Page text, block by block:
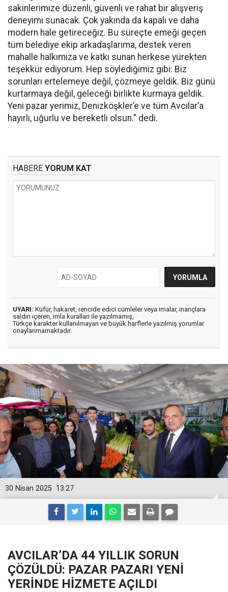
sakinlerimize düzenli, güvenli ve rahat bir alışveriş
deneyimi sunacak. Çok yakında da kapalı ve daha
modern hale getireceğiz. Bu süreçte emeği geçen
tüm belediye ekip arkadaşlarıma, destek veren
mahalle halkımıza ve katkı sunan herkese yürekten
teşekkür ediyorum. Hep söylediğimiz gibi: Biz
sorunları ertelemeye değil, çözmeye geldik. Biz günü
kurtarmaya değil, geleceği birlikte kurmaya geldik.
Yeni pazar yerimiz, Denizköşkler’e ve tüm Avcılar’a
hayırlı, uğurlu ve bereketli olsun.” dedi.
HABERE YORUM KAT
UYARI: Küfür, hakaret, rencide edici cümleler veya imalar, inançlara
saldırı içeren, imla kuralları ile yazılmamış,
Türkçe karakter kullanılmayan ve büyük harflerle yazılmış yorumlar
onaylanmamaktadır.
13:27
30 Nisan 2025
AVCILAR’DA 44 YILLIK SORUN
ÇÖZÜLDÜ: PAZAR PAZARI YENİ
YERİNDE HİZMETE AÇILDI